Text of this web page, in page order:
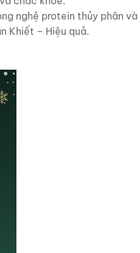
nghệ protein thủy phân và
Khiết – Hiệu quả.